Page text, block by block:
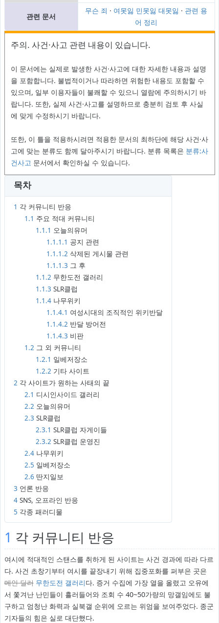
관련 문서
무슨 죄 · 여못잃 민못잃 대못잃 · 관련 용
어 정리
주의. 사건·사고 관련 내용이 있습니다.
이 문서에는 실제로 발생한 사건·사고에 대한 자세한 내용과 설명
을 포함합니다. 불법적이거나 따라하면 위험한 내용도 포함할 수
있으며, 일부 이용자들이 불쾌할 수 있으니 열람에 주의하시기 바
랍니다. 또한, 실제 사건·사고를 설명하므로 충분히 검토 후 사실
에 맞게 수정하시기 바랍니다.
또한, 이 틀을 적용하시려면 적용한 문서의 최하단에 해당 사건·사
고에 맞는 분류도 함께 달아주시기 바랍니다. 분류 목록은 분류:사
건사고 문서에서 확인하실 수 있습니다.
목차
1 각 커뮤니티 반응
1.1 주요 적대 커뮤니티
1.1.1 오늘의유머
1.1.1.1 공지 관련
1.1.1.2 삭제된 게시물 관련
1.1.1.3 그 후
1.1.2 무한도전 갤러리
1.1.3 SLR클럽
1.1.4 나무위키
1.1.4.1 여성시대의 조직적인 위키반달
1.1.4.2 반달 방어전
1.1.4.3 비판
1.2 그 외 커뮤니티
1.2.1 일베저장소
1.2.2 기타 사이트
2 각 사이트가 원하는 사태의 끝
2.1 디시인사이드 갤러리
2.2 오늘의유머
2.3 SLR클럽
2.3.1 SLR클럽 자게이들
2.3.2 SLR클럽 운영진
2.4 나무위키
2.5 일베저장소
2.6 딴지일보
3 언론 반응
4 SNS, 오프라인 반응
5 각종 패러디물
1 각 커뮤니티 반응
여시에 적대적인 스탠스를 취하게 된 사이트는 사건 경과에 따라 다르
다. 사건 초창기부터 여시를 끝장내기 위해 집중포화를 퍼부은 곳은
메인 딜러 무한도전 갤러리다. 증거 수집에 가장 열을 올렸고 오유에
서 쫓겨난 난민들이 흘러들어와 조회 수 40~50가량의 망갤임에도 불
구하고 엄청난 화력과 실북갤 순위에 오르는 위엄을 보여주었다. 종군
기자들의 힘은 실로 대단했다.